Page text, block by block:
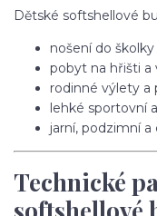
Dětské softshellové
nošení do
pobyt na hřišti a
rodinné výlety a
lehké sportovní
jarní, podzimní
Technické